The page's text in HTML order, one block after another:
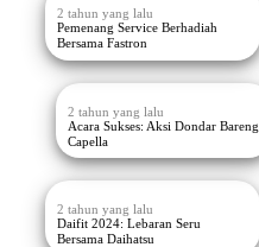
2 tahun yang lalu
Pemenang Service Berhadiah
Bersama Fastron
2 tahun yang lalu
Acara Sukses: Aksi Dondar Bareng
Capella
2 tahun yang lalu
Daifit 2024: Lebaran Seru
Bersama Daihatsu